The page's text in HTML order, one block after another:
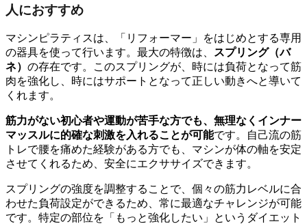
人におすすめ
マシンピラティスは、「リフォーマー」をはじめとする専用
の器具を使って行います。最大の特徴は、
スプリング（バ
ネ） の存在です。このスプリングが、時には負荷となって筋
肉を強化し、時にはサポートとなって正しい動きへと導いて
くれます。
筋力がない初心者や運動が苦手な方でも、無理なくインナー
マッスルに的確な刺激を入れることが可能です。自己流の筋
トレで腰を痛めた経験がある方でも、マシンが体の軸を安定
させてくれるため、安全にエクササイズできます。
スプリングの強度を調整することで、個々の筋力レベルに合
わせた負荷設定ができるため、常に最適なチャレンジが可能
です。特定の部位を「もっと強化したい」というダイエット